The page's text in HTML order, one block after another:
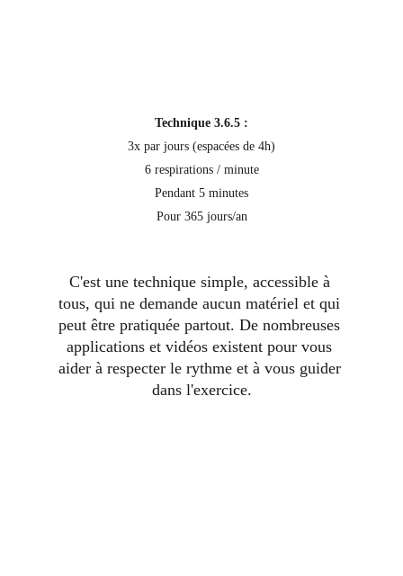
Technique 3.6.5 :
3x par jours (espacées de 4h)
6 respirations / minute
Pendant 5 minutes
Pour 365 jours/an
C'est une technique simple, accessible à
tous, qui ne demande aucun matériel et qui
peut être pratiquée partout. De nombreuses
applications et vidéos existent pour vous
aider à respecter le rythme et à vous guider
dans l'exercice.